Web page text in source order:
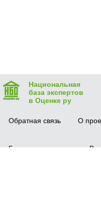
Национальная
база экспертов
в Оценке ру
Обратная связь О
Безопасная сделка